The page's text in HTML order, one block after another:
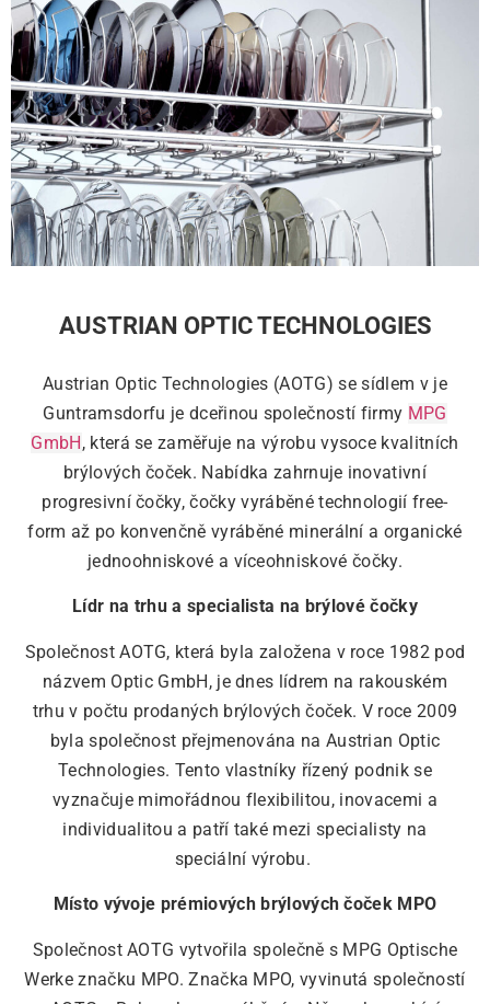
AUSTRIAN OPTIC TECHNOLOGIES
Austrian Optic Technologies (AOTG) se sídlem v je
Guntramsdorfu je dceřinou společností firmy MPG
GmbH, která se zaměřuje na výrobu vysoce kvalitních
brýlových čoček. Nabídka zahrnuje inovativní
progresivní čočky, čočky vyráběné technologií free-
form až po konvenčně vyráběné minerální a organické
jednoohniskové a víceohniskové čočky.
Lídr na trhu a specialista na brýlové čočky
Společnost AOTG, která byla založena v roce 1982 pod
názvem Optic GmbH, je dnes lídrem na rakouském
trhu v počtu prodaných brýlových čoček. V roce 2009
byla společnost přejmenována na Austrian Optic
Technologies. Tento vlastníky řízený podnik se
vyznačuje mimořádnou flexibilitou, inovacemi a
individualitou a patří také mezi specialisty na
speciální výrobu.
Místo vývoje prémiových brýlových čoček MPO
Společnost AOTG vytvořila společně s MPG Optische
Werke značku MPO. Značka MPO, vyvinutá společností